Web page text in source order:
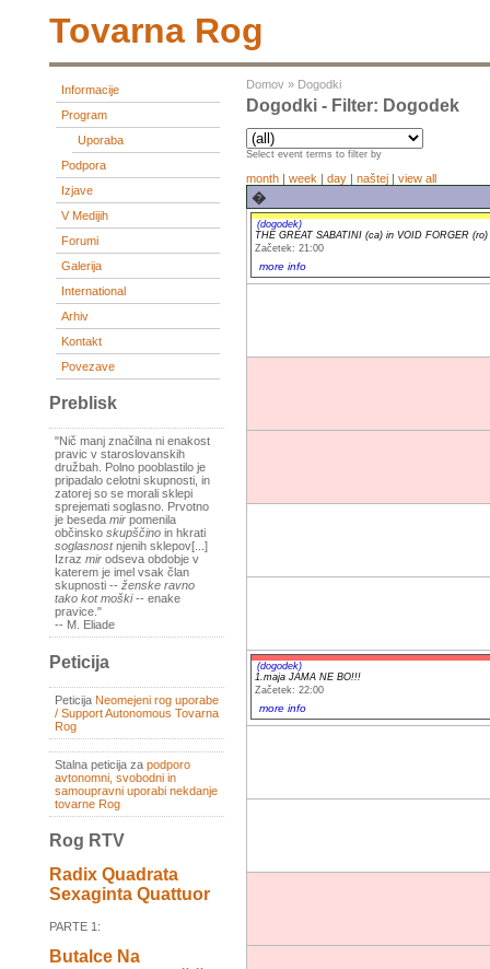
Tovarna Rog
Informacije
Program
Uporaba
Podpora
Izjave
V Medijih
Forumi
Galerija
International
Arhiv
Kontakt
Povezave
Preblisk
"Nič manj značilna ni enakost
pravic v staroslovanskih
družbah. Polno pooblastilo je
pripadalo celotni skupnosti, in
zatorej so se morali sklepi
sprejemati soglasno. Prvotno
je beseda mir pomenila
občinsko skupščino in hkrati
soglasnostnjenih sklepov[...]
Izraz mir odseva obdobje v
katerem je imel vsak član
skupnosti -- ženske ravno
tako kot moški-- enake
pravice."
-- M. Eliade
Peticija
Peticija Neomejeni rog uporabe
/ Support Autonomous Tovarna
Rog
Stalna peticija za podporo
avtonomni, svobodni in
samoupravni uporabi nekdanje
tovarne Rog
Rog RTV
Radix Quadrata
Sexaginta Quattuor
PARTE 1:
Butalce Na
Domov » Dogodki
Dogodki - Filter: Dogodek
Select event terms to filter by
month | week | day | naštej | view all
�
(dogodek)
THE GREAT SABATINI (ca) in VOID FORGER (ro)
Začetek: 21:00
more info
(dogodek)
1.maja JAMA NE BO!!!
Začetek: 22:00
more info